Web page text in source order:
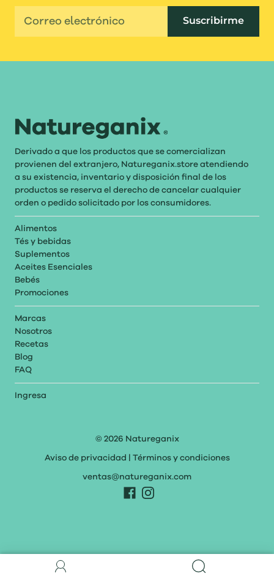
Suscribirme
Derivado a que los productos que se comercializan
provienen del extranjero, Natureganix.store atendiendo
a su existencia, inventario y disposición final de los
productos se reserva el derecho de cancelar cualquier
orden o pedido solicitado por los consumidores.
Alimentos
Tés y bebidas
Suplementos
Aceites Esenciales
Bebés
Promociones
Marcas
Nosotros
Recetas
Blog
FAQ
Ingresa
© 2026 Natureganix
Aviso de privacidad Términos y condiciones
ventas@natureganix.com